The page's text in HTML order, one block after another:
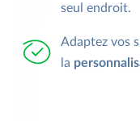
seul endroit.
Adaptez vos
la